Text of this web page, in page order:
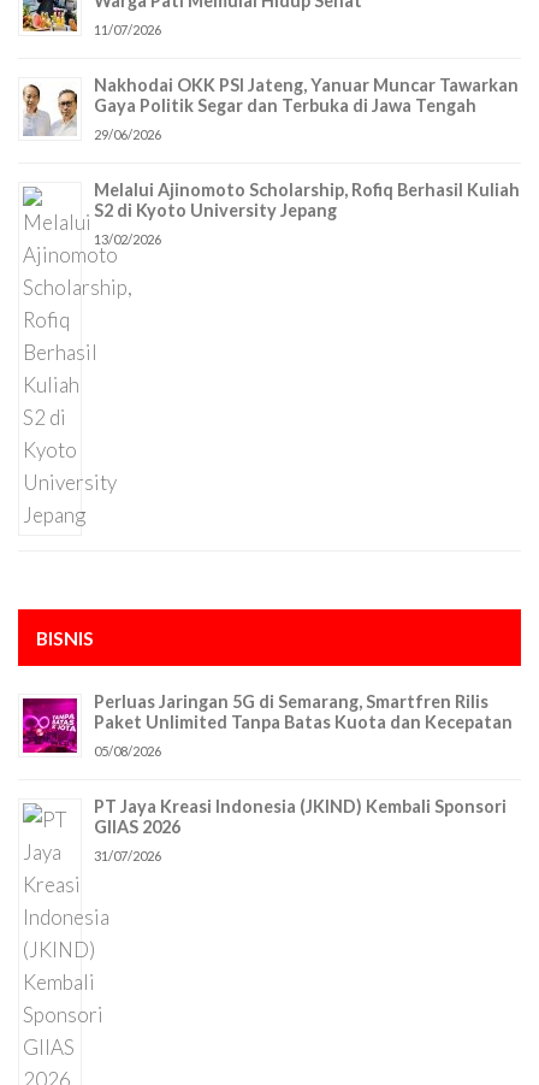
11/07/2026
Nakhodai OKK PSI Jateng, Yanuar Muncar Tawarkan
Gaya Politik Segar dan Terbuka di Jawa Tengah
29/06/2026
Melalui Ajinomoto Scholarship, Rofiq Berhasil Kuliah
S2 di Kyoto University Jepang
13/02/2026
BISNIS
Perluas Jaringan 5G di Semarang, Smartfren Rilis
Paket Unlimited Tanpa Batas Kuota dan Kecepatan
05/08/2026
PT Jaya Kreasi Indonesia (JKIND) Kembali Sponsori
GIIAS 2026
31/07/2026